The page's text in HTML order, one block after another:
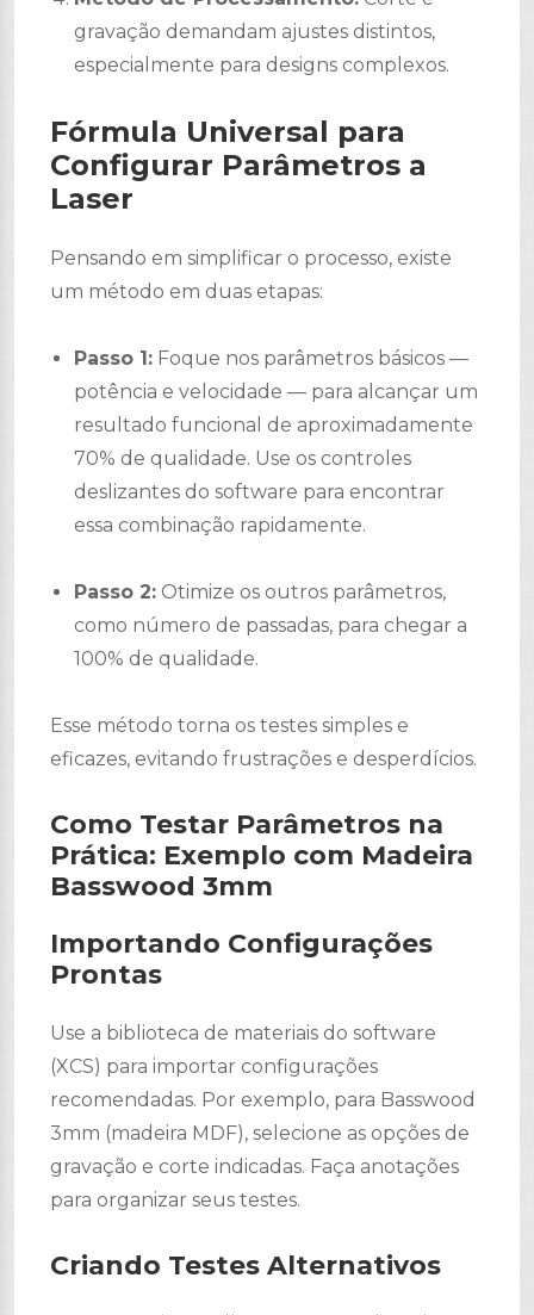
gravação demandam ajustes distintos,
especialmente para designs complexos.
Fórmula Universal para
Configurar Parâmetros a
Laser
Pensando em simplificar o processo, existe
um método em duas etapas:
Passo 1: Foque nos parâmetros básicos —
potência e velocidade — para alcançar um
resultado funcional de aproximadamente
70% de qualidade. Use os controles
deslizantes do software para encontrar
essa combinação rapidamente.
Passo 2: Otimize os outros parâmetros,
como número de passadas, para chegar a
100% de qualidade.
Esse método torna os testes simples e
eficazes, evitando frustrações e desperdícios.
Como Testar Parâmetros na
Prática: Exemplo com Madeira
Basswood 3mm
Importando Configurações
Prontas
Use a biblioteca de materiais do software
(XCS) para importar configurações
recomendadas. Por exemplo, para Basswood
3mm (madeira MDF), selecione as opções de
gravação e corte indicadas. Faça anotações
para organizar seus testes.
Criando Testes Alternativos